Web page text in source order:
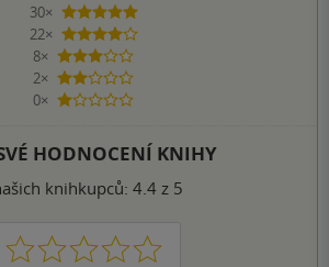
30×
5 hvězdiček
22×
4 hvězdičky
8×
3 hvězdičky
2×
2 hvězdičky
0×
1 hvezdička
HODNOCENÍ KNIHY
knihkupců: 4.4 z 5
1 2 3 4 5